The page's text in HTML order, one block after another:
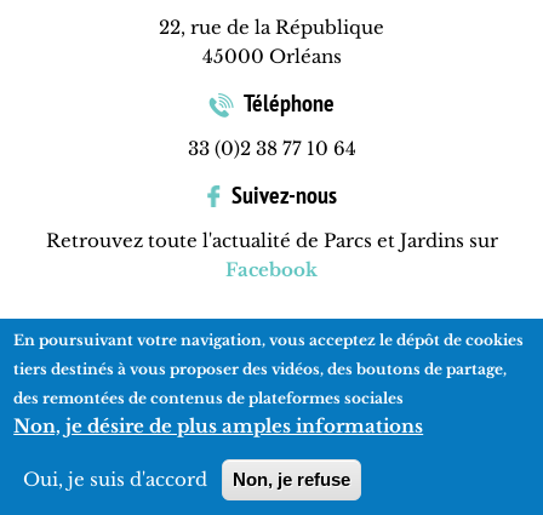
22, rue de la République
45000 Orléans
Téléphone
33 (0)2 38 77 10 64
Suivez-nous
Retrouvez toute l'actualité de Parcs et Jardins sur
Facebook
Contactez-nous Mentions légales Plan du site
En poursuivant votre navigation, vous acceptez le dépôt de cookies
tiers destinés à vous proposer des vidéos, des boutons de partage,
des remontées de contenus de plateformes sociales
Non, je désire de plus amples informations
Oui, je suis d'accord Non, je refuse